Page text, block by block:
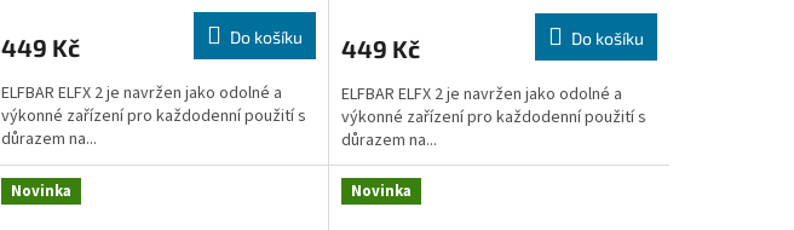
449 Kč Do košíku
ELFBAR ELFX 2 je navržen jako odolné a
výkonné zařízení pro každodenní použití s
důrazem na...
449 Kč Do košíku
ELFBAR ELFX 2 je navržen jako odolné a
výkonné zařízení pro každodenní použití s
důrazem na...
Novinka Novinka